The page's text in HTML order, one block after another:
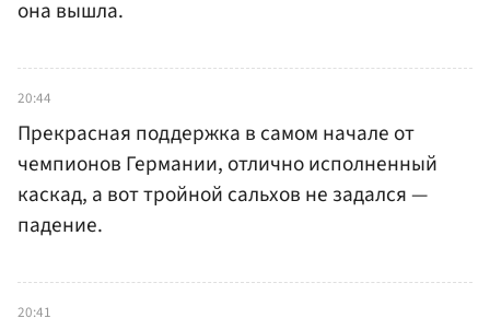
она вышла.
20:44
Прекрасная поддержка в самом начале от
чемпионов Германии, отлично исполненный
каскад, а вот тройной сальхов не задался —
падение.
20:41